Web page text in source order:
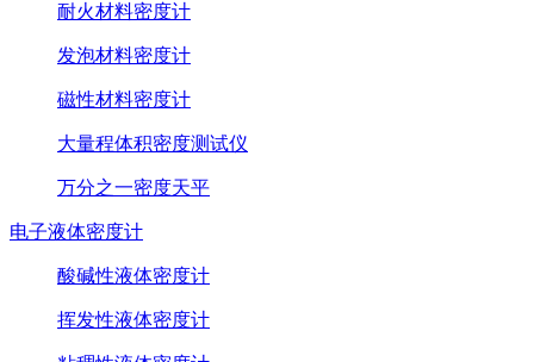
耐火材料密度计
发泡材料密度计
磁性材料密度计
大量程体积密度测试仪
万分之一密度天平
电子液体密度计
酸碱性液体密度计
挥发性液体密度计